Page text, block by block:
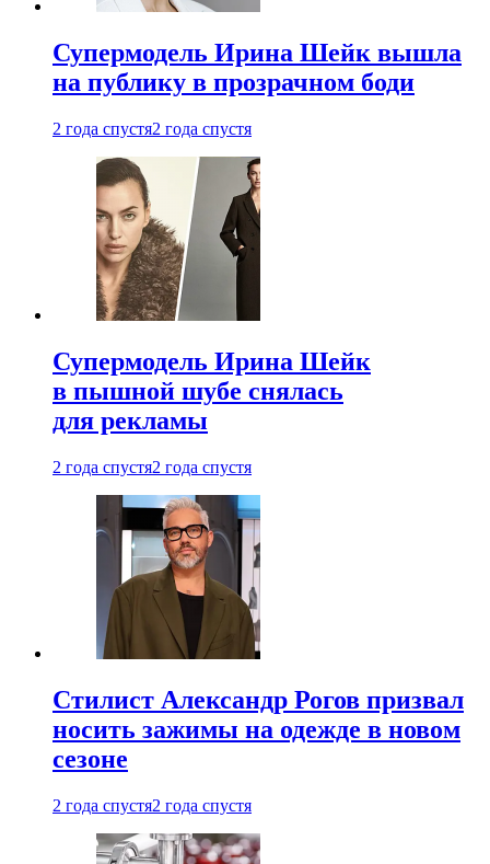
Супермодель Ирина Шейк вышла
на публику в прозрачном боди
2 года спустя2 года спустя
Супермодель Ирина Шейк
в пышной шубе снялась
для рекламы
2 года спустя2 года спустя
Стилист Александр Рогов призвал
носить зажимы на одежде в новом
сезоне
2 года спустя2 года спустя